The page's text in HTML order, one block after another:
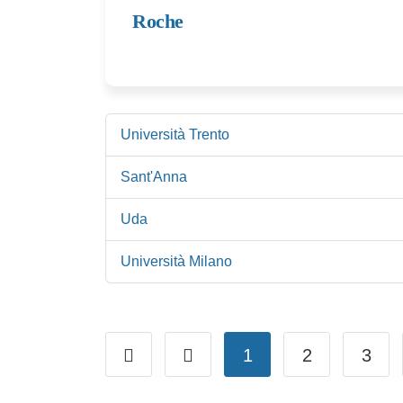
Roche
Università Trento
Sant'Anna
Uda
Università Milano
1 2 3